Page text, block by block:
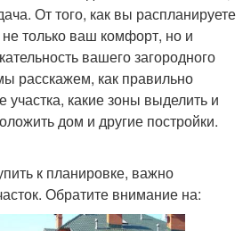
От того, как вы распланируете
только ваш комфорт, но и
вашего загородного
расскажем, как правильно
участка, какие зоны выделить и
дом и другие постройки.
к планировке, важно
Обратите внимание на: